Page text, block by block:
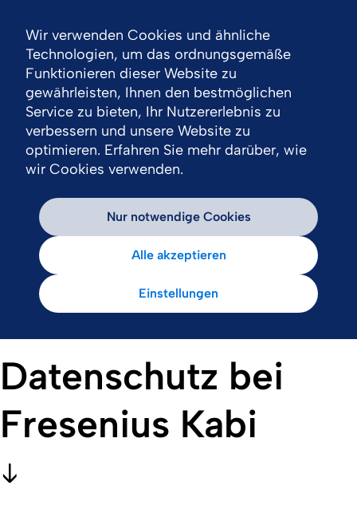
Datenschutz bei
Fresenius Kabi
Wir verwenden Cookies und ähnliche
Technologien, um das ordnungsgemäße
Funktionieren dieser Website zu
gewährleisten, Ihnen den bestmöglichen
Service zu bieten, Ihr Nutzererlebnis zu
verbessern und unsere Website zu
optimieren. Erfahren Sie mehr darüber, wie
wir Cookies verwenden.
Nur notwendige Cookies
Alle akzeptieren
Einstellungen